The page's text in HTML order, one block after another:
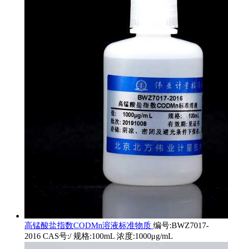
高锰酸盐指数CODMn溶液标准物质 编号:BWZ7017-
2016 CAS号:/ 规格:100mL 浓度:1000μg/mL